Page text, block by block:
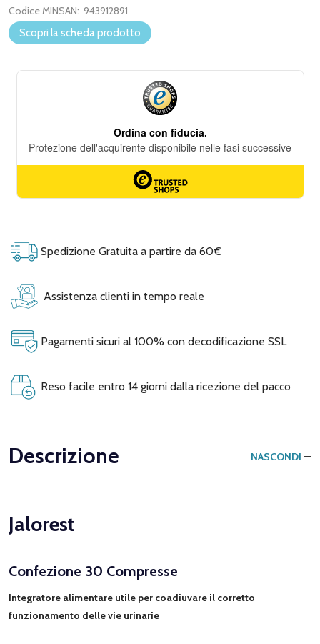
Codice MINSAN: 943912891
Scopri la scheda prodotto
Spedizione Gratuita a partire da 60€
Assistenza clienti in tempo reale
Pagamenti sicuri al 100% con decodificazione SSL
Reso facile entro 14 giorni dalla ricezione del pacco
Descrizione NASCONDI
Jalorest
Confezione 30 Compresse
Integratore alimentare utile per coadiuvare il corretto
funzionamento delle vie urinarie